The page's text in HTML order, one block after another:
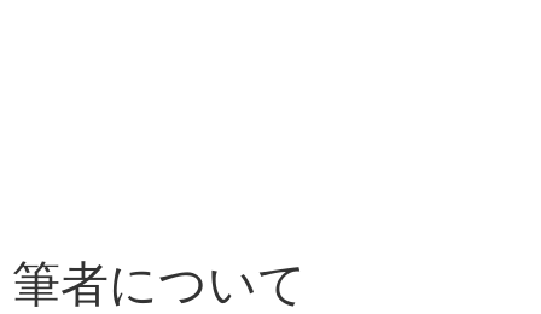
筆者について